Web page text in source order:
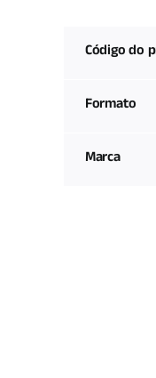
Código do
Formato
Marca